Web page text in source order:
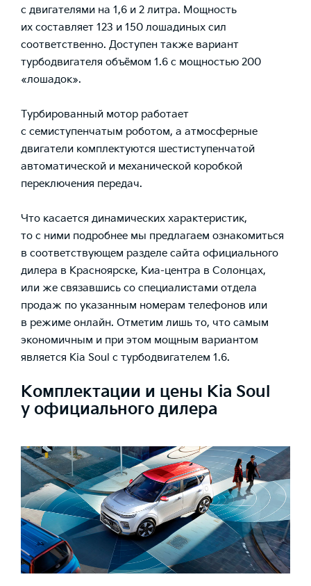
с двигателями на 1,6 и 2 литра. Мощность
их составляет 123 и 150 лошадиных сил
соответственно. Доступен также вариант
турбодвигателя объёмом 1.6 с мощностью 200
«лошадок».
Турбированный мотор работает
с семиступенчатым роботом, а атмосферные
двигатели комплектуются шестиступенчатой
автоматической и механической коробкой
переключения передач.
Что касается динамических характеристик,
то с ними подробнее мы предлагаем ознакомиться
в соответствующем разделе сайта официального
дилера в Красноярске, Киа-центра в Солонцах,
или же связавшись со специалистами отдела
продаж по указанным номерам телефонов или
в режиме онлайн. Отметим лишь то, что самым
экономичным и при этом мощным вариантом
является Kia Soul с турбодвигателем 1.6.
Комплектации и цены Kia Soul
у официального дилера